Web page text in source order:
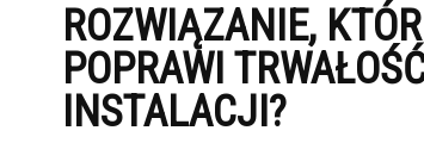
ROZWIĄZANIE,
POPRAWI
INSTALACJI?